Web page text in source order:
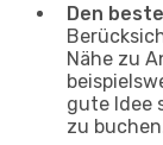
Den
Nähe zu
gute Idee
zu